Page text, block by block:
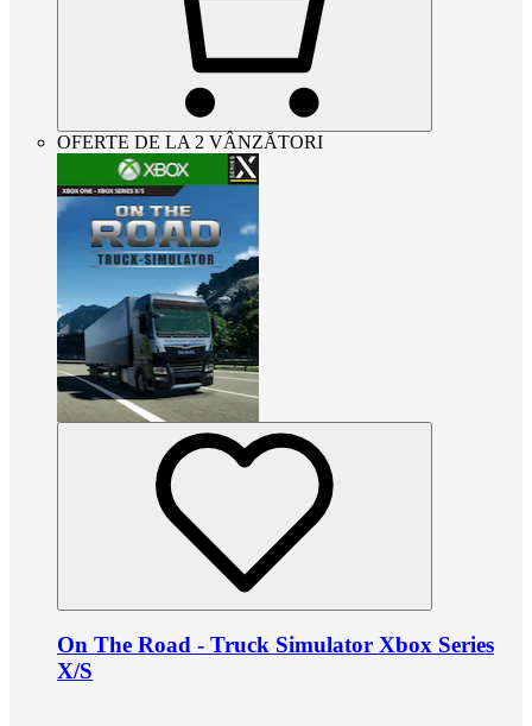
OFERTE DE LA 2 VÂNZĂTORI
On The Road - Truck Simulator Xbox Series
X/S